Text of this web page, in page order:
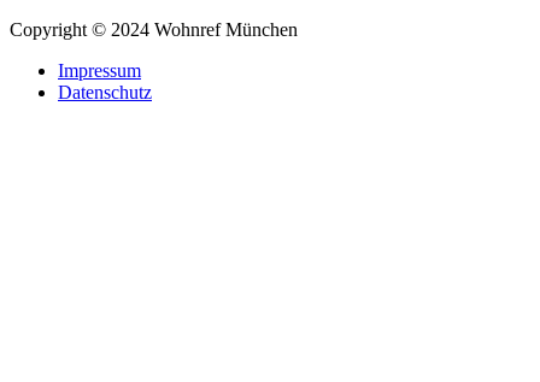
Copyright © 2024 Wohnref München
Impressum
Datenschutz